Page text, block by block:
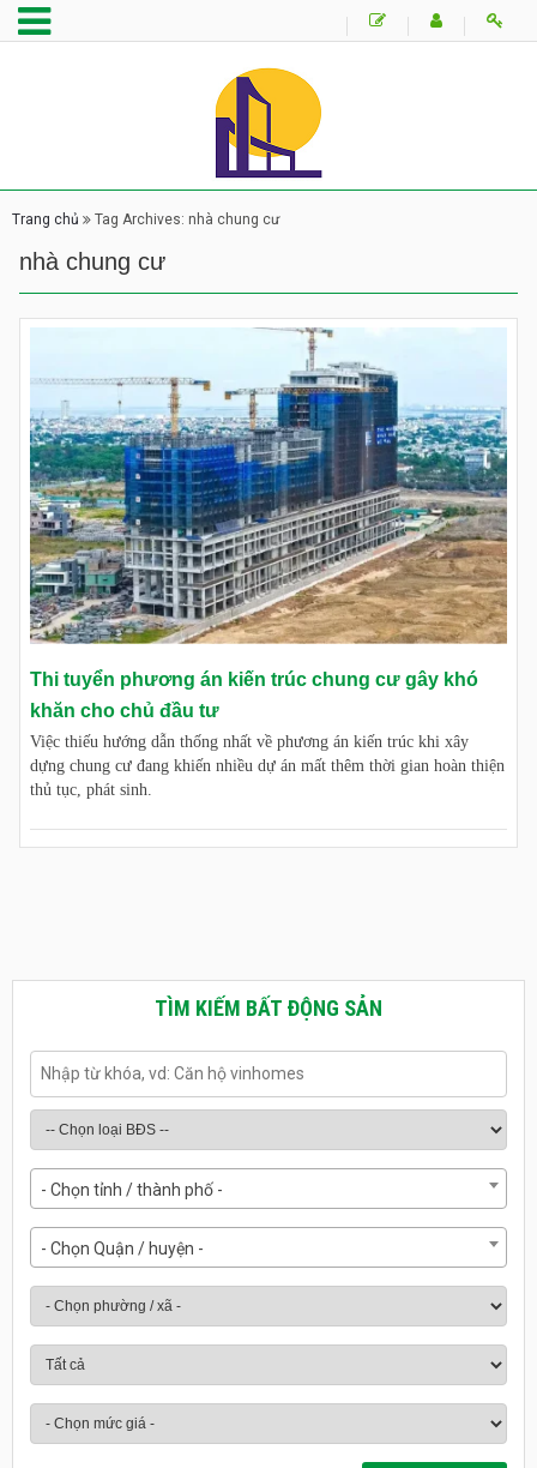
Trang chủ Tag Archives: nhà chung cư
nhà chung cư
Thi tuyển phương án kiến trúc chung cư gây khó
khăn cho chủ đầu tư
Việc thiếu hướng dẫn thống nhất về phương án kiến trúc khi xây
dựng chung cư đang khiến nhiều dự án mất thêm thời gian hoàn thiện
thủ tục, phát sinh.
TÌM KIẾM BẤT ĐỘNG SẢN
- Chọn tỉnh / thành phố -
- Chọn Quận / huyện -